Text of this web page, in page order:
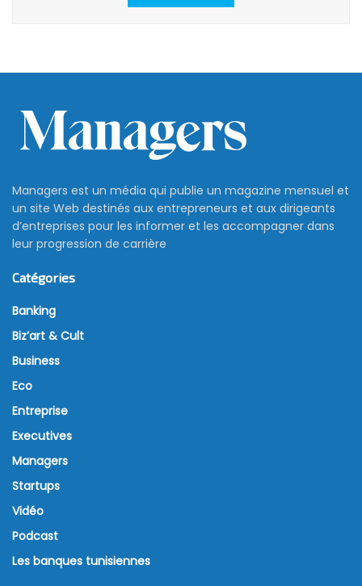
Managers est un média qui publie un magazine mensuel et
un site Web destinés aux entrepreneurs et aux dirigeants
d’entreprises pour les informer et les accompagner dans
leur progression de carrière
Catégories
Banking
Biz’art & Cult
Business
Eco
Entreprise
Executives
Managers
Startups
Vidéo
Podcast
Les banques tunisiennes